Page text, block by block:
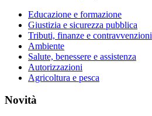
Educazione e formazione
Giustizia e sicurezza pubblica
Tributi, finanze e contravvenzioni
Ambiente
Salute, benessere e assistenza
Autorizzazioni
Agricoltura e pesca
Novità